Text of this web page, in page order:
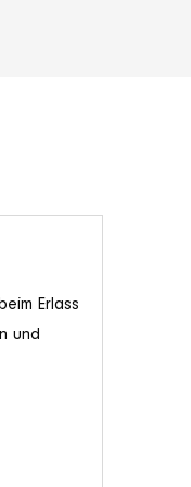
Erlass
und